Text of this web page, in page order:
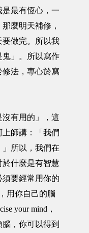
最有恆心，一
麼明天補修，
做完。所以我
」。所以寫作
法，專心於寫
沒有用的」，這
師講：「我們
」所以，我們在
什麼是有智慧
要經常用你的
用你自己的腦
your mind，
，你可以得到